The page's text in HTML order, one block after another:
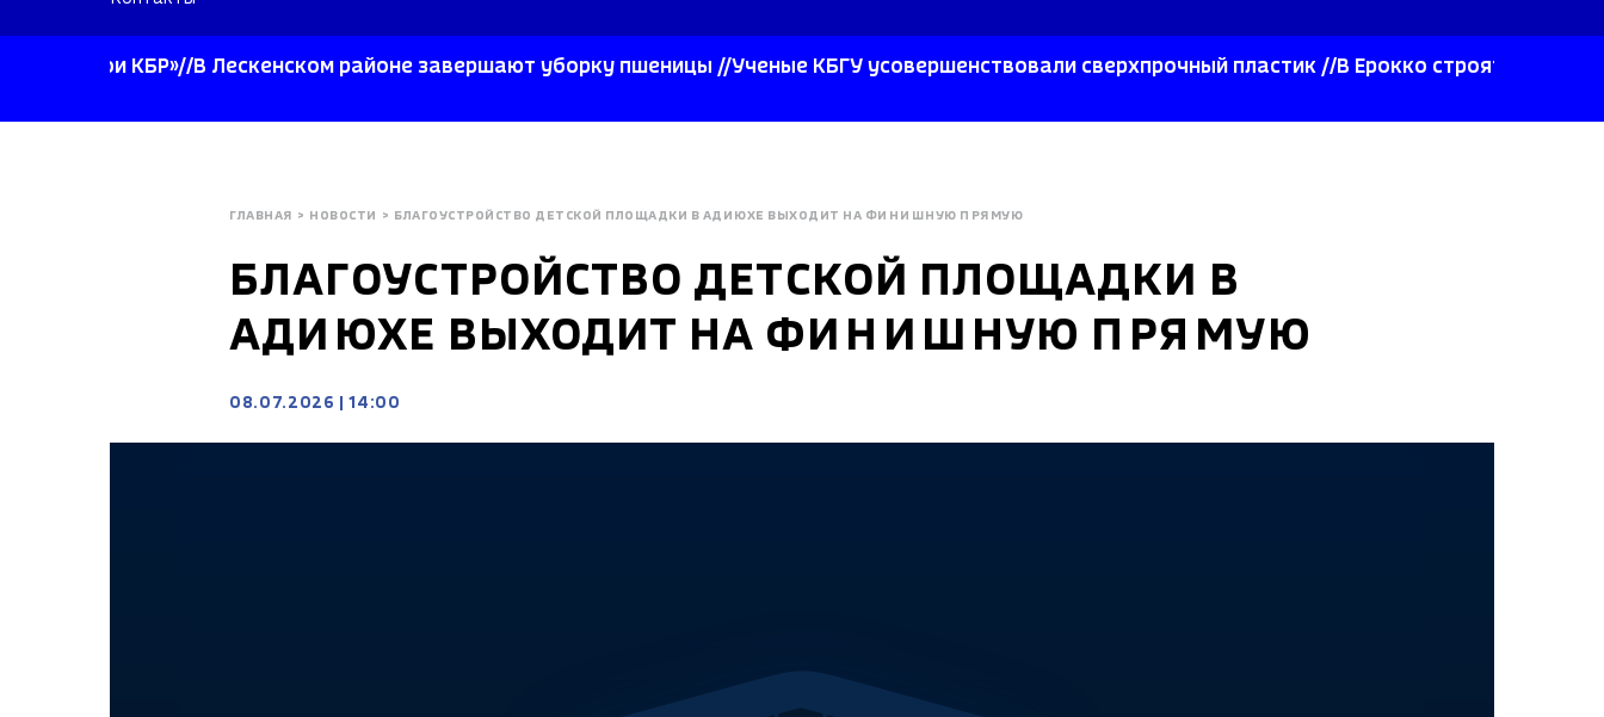
КБР»//В Лескенском районе завершают уборку пшеницы //Ученые КБГУ усовершенствовали сверхпрочный пластик //В Ерокко строят инновационное
ГЛАВНАЯ > НОВОСТИ > БЛАГОУСТРОЙСТВО ДЕТСКОЙ ПЛОЩАДКИ В АДИЮХЕ ВЫХОДИТ НА ФИНИШНУЮ ПРЯМУЮ
БЛАГОУСТРОЙСТВО ДЕТСКОЙ ПЛОЩАДКИ В
АДИЮХЕ ВЫХОДИТ НА ФИНИШНУЮ ПРЯМУЮ
08.07.2026 14:00